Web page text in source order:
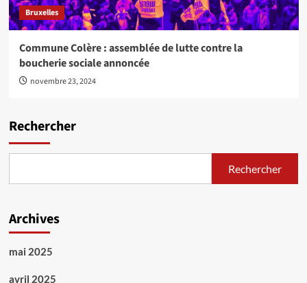
Bruxelles
Commune Colère : assemblée de lutte contre la
boucherie sociale annoncée
novembre 23, 2024
Rechercher
Rechercher
Archives
mai 2025
avril 2025